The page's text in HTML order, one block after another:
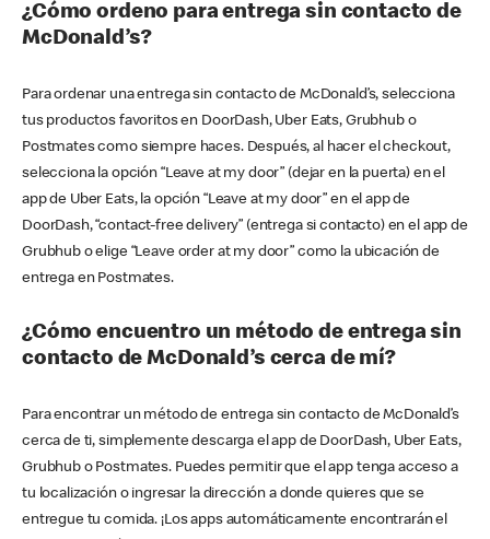
¿Cómo ordeno para entrega sin contacto de
McDonald’s?
Para ordenar una entrega sin contacto de McDonald’s, selecciona
tus productos favoritos en DoorDash, Uber Eats, Grubhub o
Postmates como siempre haces. Después, al hacer el checkout,
selecciona la opción “Leave at my door” (dejar en la puerta) en el
app de Uber Eats, la opción “Leave at my door” en el app de
DoorDash, “contact-free delivery” (entrega si contacto) en el app de
Grubhub o elige “Leave order at my door” como la ubicación de
entrega en Postmates.
¿Cómo encuentro un método de entrega sin
contacto de McDonald’s cerca de mí?
Para encontrar un método de entrega sin contacto de McDonald’s
cerca de ti, simplemente descarga el app de DoorDash, Uber Eats,
Grubhub o Postmates. Puedes permitir que el app tenga acceso a
tu localización o ingresar la dirección a donde quieres que se
entregue tu comida. ¡Los apps automáticamente encontrarán el